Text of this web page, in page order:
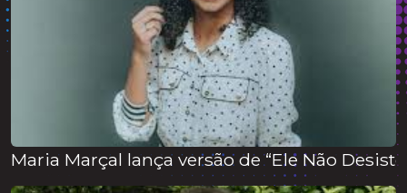
Maria Marçal lança versão de “Ele Não